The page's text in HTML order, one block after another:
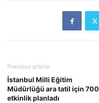
Previous article
İstanbul Milli Eğitim
Müdürlüğü ara tatil için 700
etkinlik planladı